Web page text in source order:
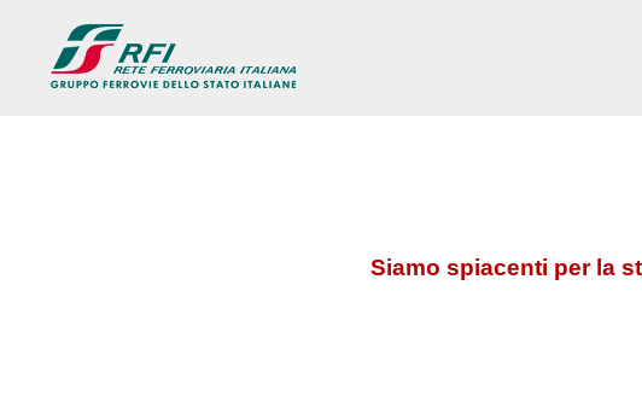
Siamo spiacenti per la